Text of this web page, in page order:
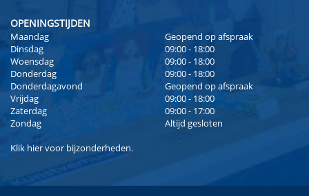
OPENINGSTIJDEN
Maandag
Geopend op afspraak
Dinsdag
09:00 - 18:00
Woensdag
09:00 - 18:00
Donderdag
09:00 - 18:00
Donderdagavond
Geopend op afspraak
Vrijdag
09:00 - 18:00
Zaterdag
09:00 - 17:00
Zondag
Altijd gesloten
Klik hiervoor bijzonderheden.